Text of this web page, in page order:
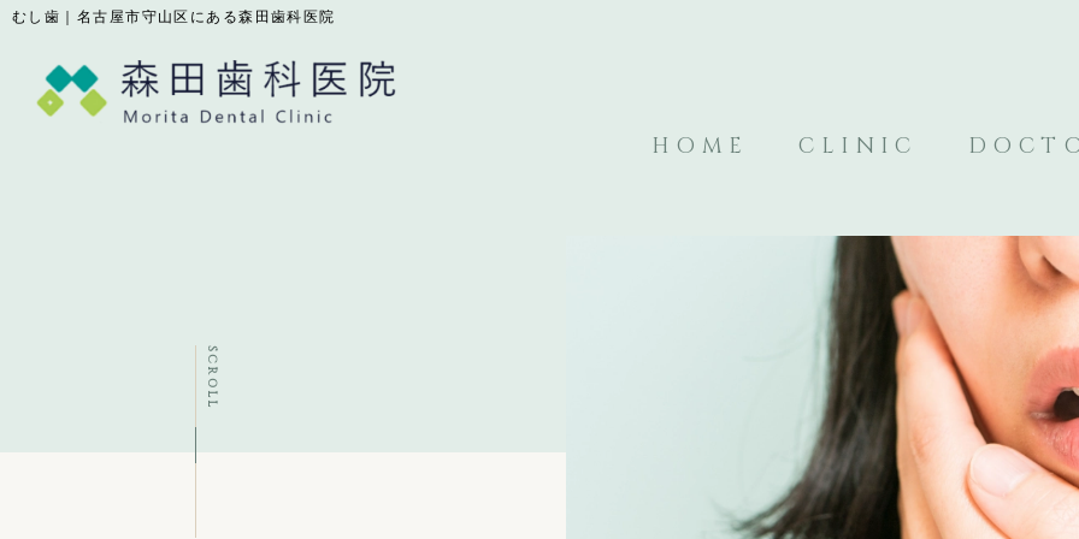
むし歯｜名古屋市守山区にある森田歯科医院
HOME CLINIC
SCROLL